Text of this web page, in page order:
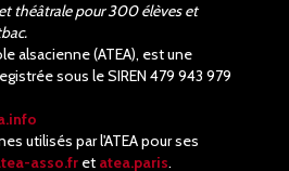
théâtrale pour 300 élèves et
alsacienne (ATEA), est une
sous le SIREN 479 943 979
utilisés par l'ATEA pour ses
asso.fr et atea.paris.